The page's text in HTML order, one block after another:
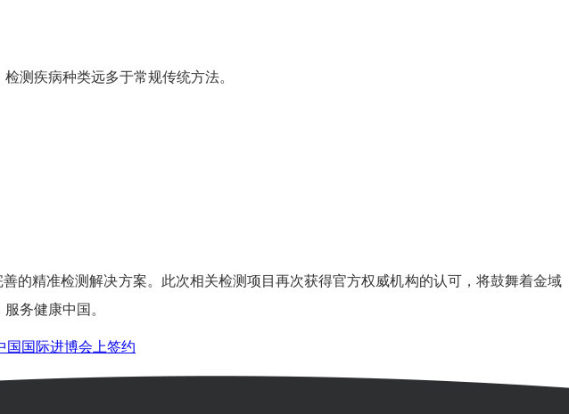
测疾病种类远多于常规传统方法。
精准检测解决方案。此次相关检测项目再次获得官方权威机构的认可，将鼓舞着金域
务健康中国。
国国际进博会上签约